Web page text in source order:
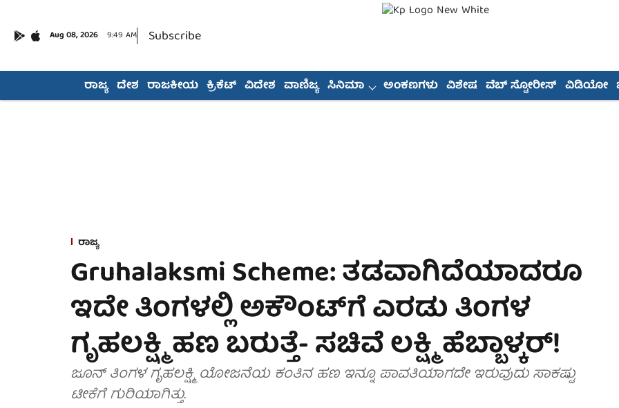
Aug 08, 2026 9:49 AM Subscribe
ರಾಜ್ಯ ದೇಶ ರಾಜಕೀಯ ಕ್ರಿಕೆಟ್ ವಿದೇಶ ವಾಣಿಜ್ಯ ಸಿನಿಮಾ ಅಂಕಣಗಳು ವಿಶೇಷ ವೆಬ್ ಸ್ಟೋರೀಸ್ ವಿಡಿಯೋ
ರಾಜ್ಯ
Gruhalaksmi Scheme: ತಡವಾಗಿದೆಯಾದರೂ
ಇದೇ ತಿಂಗಳಲ್ಲಿ ಅಕೌಂಟ್‌ಗೆ ಎರಡು ತಿಂಗಳ
ಗೃಹಲಕ್ಷ್ಮಿ ಹಣ ಬರುತ್ತೆ- ಸಚಿವೆ ಲಕ್ಷ್ಮಿ ಹೆಬ್ಬಾಳ್ಕರ್!
ಜೂನ್ ತಿಂಗಳ ಗೃಹಲಕ್ಷ್ಮಿ ಯೋಜನೆಯ ಕಂತಿನ ಹಣ ಇನ್ನೂ ಪಾವತಿಯಾಗದೇ ಇರುವುದು ಸಾಕಷ್ಟು
ಟೀಕೆಗೆ ಗುರಿಯಾಗಿತ್ತು.